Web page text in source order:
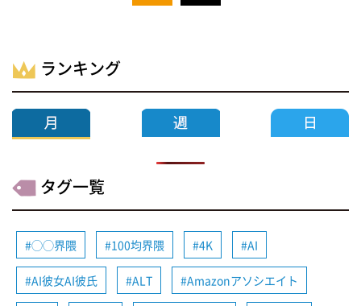
ランキング
タグ一覧
◯◯界隈 100均界隈 4K AI
AI彼女AI彼氏 ALT Amazonアソシエイト